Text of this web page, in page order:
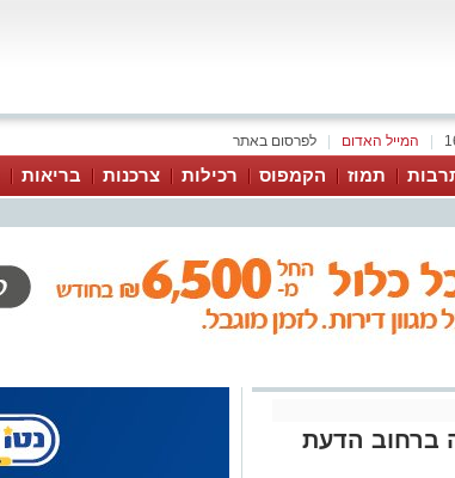
לפרסום באתר המייל האדום
תמוז הקמפוס רכילות צרכנות בריאות
ברחוב הדעת